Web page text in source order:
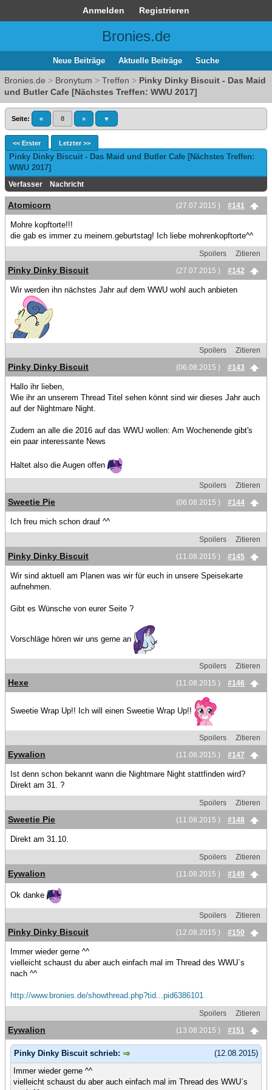
Anmelden Registrieren
Bronies.de
Neue Beiträge Aktuelle Beiträge Suche
Bronies.de > Bronytum > Treffen > Pinky Dinky Biscuit - Das Maid
und Butler Cafe [Nächstes Treffen: WWU 2017]
Seite: « 8 » ▼
<< Erster Letzter >>
Pinky Dinky Biscuit - Das Maid und Butler Cafe [Nächstes Treffen:
WWU 2017]
Verfasser Nachricht
(27.07.2015 ) #141
Atomicorn
Mohre kopftorte!!!
die gab es immer zu meinem.geburtstag! Ich liebe mohrenkopftorte^^
Spoilers
Zitieren
(27.07.2015 )
#142
Pinky Dinky Biscuit
Wir werden ihn nächstes Jahr auf dem WWU wohl auch anbieten
Spoilers
Zitieren
(06.08.2015 )
#143
Pinky Dinky Biscuit
Hallo ihr lieben,
Wie ihr an unserem Thread Titel sehen könnt sind wir dieses Jahr auch
auf der Nightmare Night.
Zudem an alle die 2016 auf das WWU wollen: Am Wochenende gibt's
ein paar interessante News
Haltet also die Augen offen
Spoilers
Zitieren
(06.08.2015 )
#144
Sweetie Pie
Ich freu mich schon drauf ^^
Spoilers
Zitieren
(11.08.2015 )
#145
Pinky Dinky Biscuit
Wir sind aktuell am Planen was wir für euch in unsere Speisekarte
aufnehmen.
Gibt es Wünsche von eurer Seite ?
Vorschläge hören wir uns gerne an
Spoilers
Zitieren
(11.08.2015 )
#146
Hexe
Sweetie Wrap Up!! Ich will einen Sweetie Wrap Up!!
Spoilers
Zitieren
(11.08.2015 )
#147
Eywalion
Ist denn schon bekannt wann die Nightmare Night stattfinden wird?
Direkt am 31. ?
Spoilers
Zitieren
(11.08.2015 )
#148
Sweetie Pie
Direkt am 31.10.
Spoilers
Zitieren
(11.08.2015 )
#149
Eywalion
Ok danke
Spoilers
Zitieren
(12.08.2015 )
#150
Pinky Dinky Biscuit
Immer wieder gerne ^^
vielleicht schaust du aber auch einfach mal im Thread des WWU`s
nach ^^
http://www.bronies.de/showthread.php?tid...pid6386101
Spoilers
Zitieren
(13.08.2015 )
#151
Eywalion
(12.08.2015)
Pinky Dinky Biscuit schrieb:
Immer wieder gerne ^^
vielleicht schaust du aber auch einfach mal im Thread des WWU`s